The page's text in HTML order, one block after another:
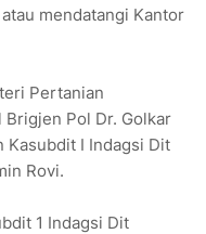
mendatangi Kantor
Pertanian
Pol Dr. Golkar
Kasubdit I Indagsi Dit
Rovi.
1 Indagsi Dit